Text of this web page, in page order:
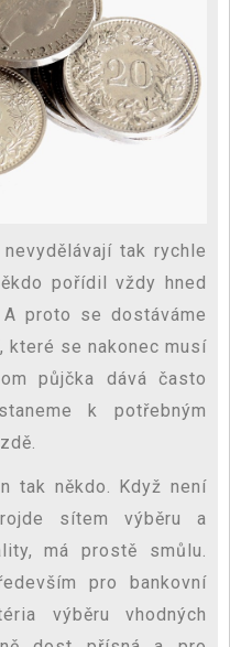
tak rychle
pořídil vždy hned
proto se dostáváme
které se nakonec musí
půjčka dává často
k potřebným
tak někdo. Když není
sítem výběru a
má prostě smůlu.
pro bankovní
výběru vhodných